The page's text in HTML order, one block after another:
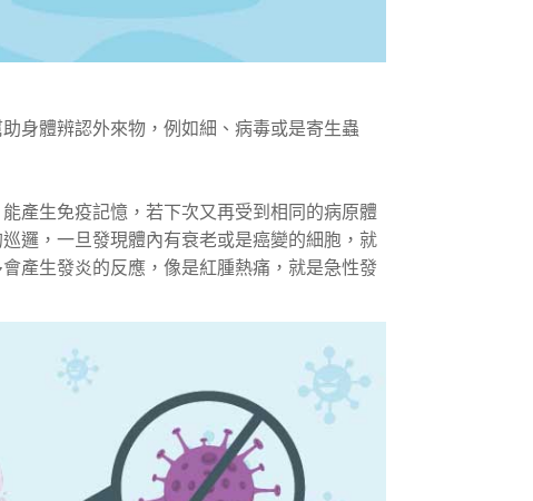
身體辨認外來物，例如細、病毒或是寄生蟲
產生免疫記憶，若下次又再受到相同的病原體
邏，一旦發現體內有衰老或是癌變的細胞，就
產生發炎的反應，像是紅腫熱痛，就是急性發